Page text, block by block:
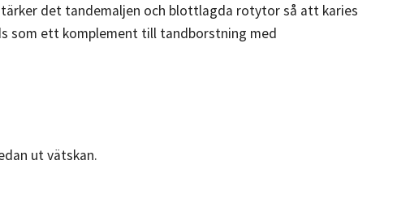
det tandemaljen och blottlagda rotytor så att karies
som ett komplement till tandborstning med
ut vätskan.